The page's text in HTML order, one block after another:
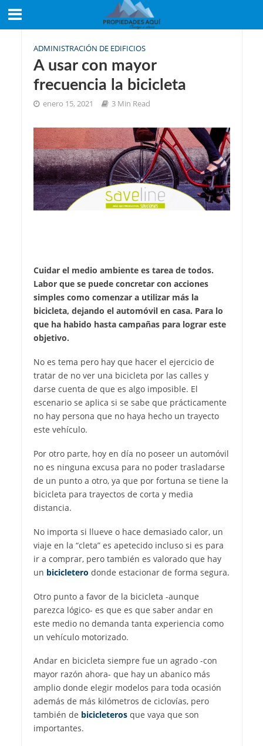
ADMINISTRACIÓN DE EDIFICIOS
A usar con mayor
frecuencia la bicicleta
enero 15, 2021 3 Min Read
Cuidar el medio ambiente es tarea de todos.
Labor que se puede concretar con acciones
simples como comenzar a utilizar más la
bicicleta, dejando el automóvil en casa. Para lo
que ha habido hasta campañas para lograr este
objetivo.
No es tema pero hay que hacer el ejercicio de
tratar de no ver una bicicleta por las calles y
darse cuenta de que es algo imposible. El
escenario se aplica si se sabe que prácticamente
no hay persona que no haya hecho un trayecto
este vehículo.
Por otro parte, hoy en día no poseer un automóvil
no es ninguna excusa para no poder trasladarse
de un punto a otro, ya que por fortuna se tiene la
bicicleta para trayectos de corta y media
distancia.
No importa si llueve o hace demasiado calor, un
viaje en la “cleta” es apetecido incluso si es para
ir a comprar, pero también es valorado que hay
un bicicletero donde estacionar de forma segura.
Otro punto a favor de la bicicleta -aunque
parezca lógico- es que es que saber andar en
este medio no demanda tanta experiencia como
un vehículo motorizado.
Andar en bicicleta siempre fue un agrado -con
mayor razón ahora- que hay un abanico más
amplio donde elegir modelos para toda ocasión
además de más kilómetros de ciclovías, pero
también de bicicleterosque vaya que son
importantes.